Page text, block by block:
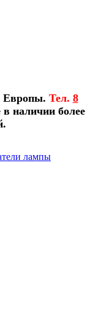
Европы. Тел. 8
наличии более
лампы